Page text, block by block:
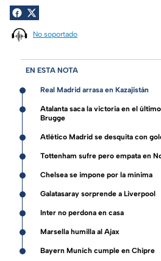
No soportado
EN ESTA NOTA
Real Madrid arrasa en Kazajistán
Atalanta saca la victoria en el
Brugge
Atlético Madrid se desquita con
Tottenham sufre pero empata en
Chelsea se impone por la mínima
Galatasaray sorprende a Liverpool
Inter no perdona en casa
Marsella humilla al Ajax
Bayern Munich cumple en Chipre